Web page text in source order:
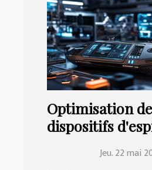
Optimisation
dispositifs
Jeu. 22 mai